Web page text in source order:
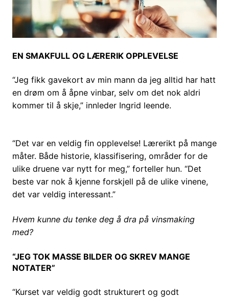
EN SMAKFULL OG LÆRERIK OPPLEVELSE
“Jeg fikk gavekort av min mann da jeg alltid har hatt
en drøm om å åpne vinbar, selv om det nok aldri
kommer til å skje,” innleder Ingrid leende.
“Det var en veldig fin opplevelse! Lærerikt på mange
måter. Både historie, klassifisering, områder for de
ulike druene var nytt for meg,” forteller hun. “Det
beste var nok å kjenne forskjell på de ulike vinene,
det var veldig interessant.”
Hvem kunne du tenke deg å dra på vinsmaking
med?
“JEG TOK MASSE BILDER OG SKREV MANGE
NOTATER”
“Kurset var veldig godt strukturert og godt